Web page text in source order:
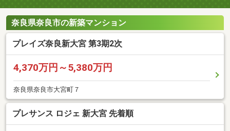
奈良県奈良市の新築マンション
プレイズ奈良新大宮 第3期2次
4,370万円～5,380万円
奈良県奈良市大宮町７
プレサンス ロジェ 新大宮 先着順